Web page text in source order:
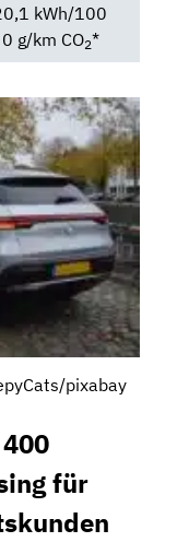
kWh/100
g/km CO2*
pixabay
für